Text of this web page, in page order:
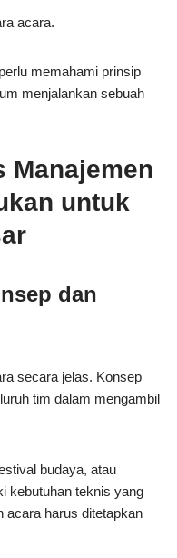
acara.
memahami prinsip
menjalankan sebuah
Manajemen
untuk
dan
secara jelas. Konsep
tim dalam mengambil
budaya, atau
kebutuhan teknis yang
acara harus ditetapkan